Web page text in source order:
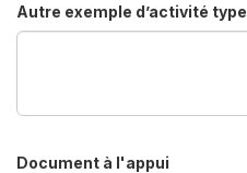
Autre exemple d’activité type
Document à l'appui